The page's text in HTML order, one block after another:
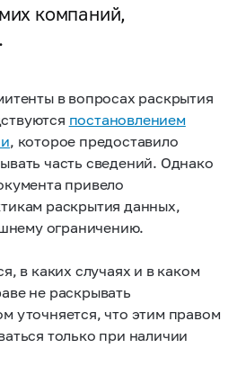
компаний,
в вопросах раскрытия
постановлением
, которое предоставило
часть сведений. Однако
привело
раскрытия данных,
ограничению.
в каких случаях и в каком
не раскрывать
уточняется, что этим правом
только при наличии